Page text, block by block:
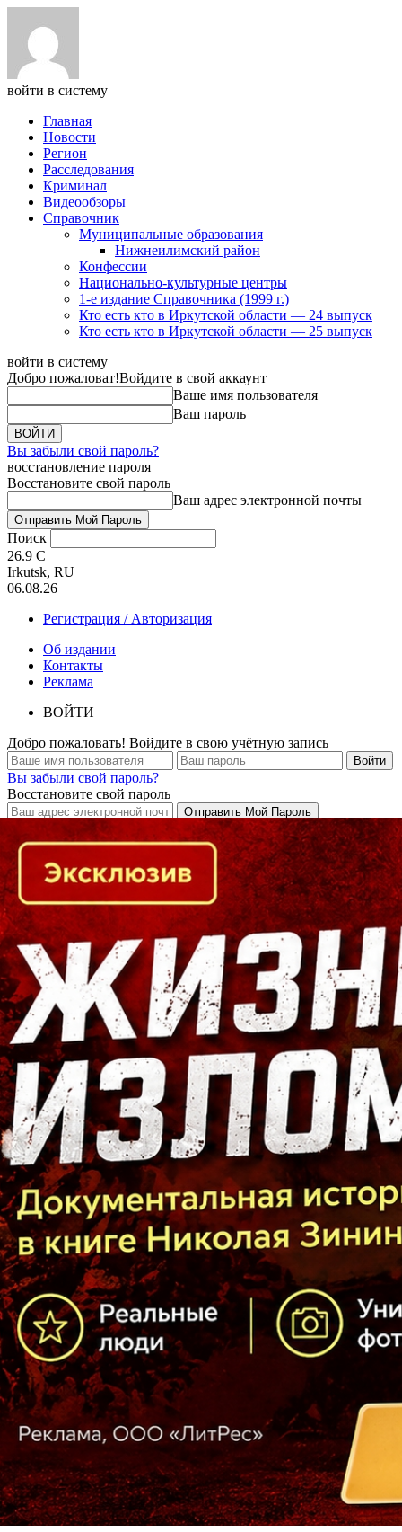
войти в систему
Главная
Новости
Регион
Расследования
Криминал
Видеообзоры
Справочник
Муниципальные образования
Нижнеилимский район
Конфессии
Национально-культурные центры
1-е издание Справочника (1999 г.)
Кто есть кто в Иркутской области — 24 выпуск
Кто есть кто в Иркутской области — 25 выпуск
войти в систему
Добро пожаловат!Войдите в свой аккаунт
Ваше имя пользователя
Ваш пароль
Вы забыли свой пароль?
восстановление пароля
Восстановите свой пароль
Ваш адрес электронной почты
Поиск
26.9 C
Irkutsk, RU
06.08.26
Регистрация / Авторизация
Об издании
Контакты
Реклама
ВОЙТИ
Добро пожаловать! Войдите в свою учётную запись
Вы забыли свой пароль?
Восстановите свой пароль
Кто есть кто в Байкальском регионе